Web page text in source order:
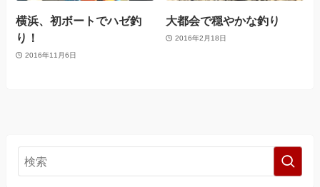
横浜、初ボートでハゼ釣
り！
2016年11月6日
大都会で穏やかな釣り
2016年2月18日